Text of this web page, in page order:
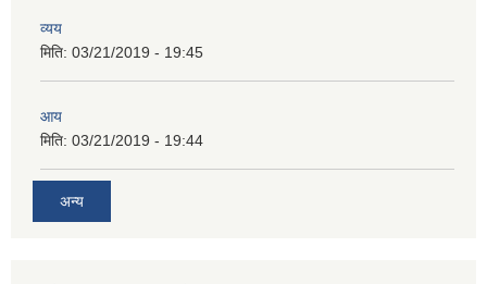
व्यय
मिति: 03/21/2019 - 19:45
आय
मिति: 03/21/2019 - 19:44
अन्य